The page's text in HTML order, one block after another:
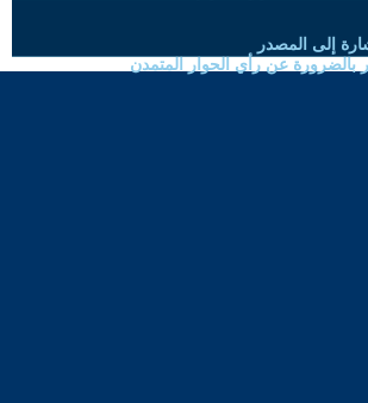
إلى المصدر
بالضرورة عن رأي الحوار المتمدن